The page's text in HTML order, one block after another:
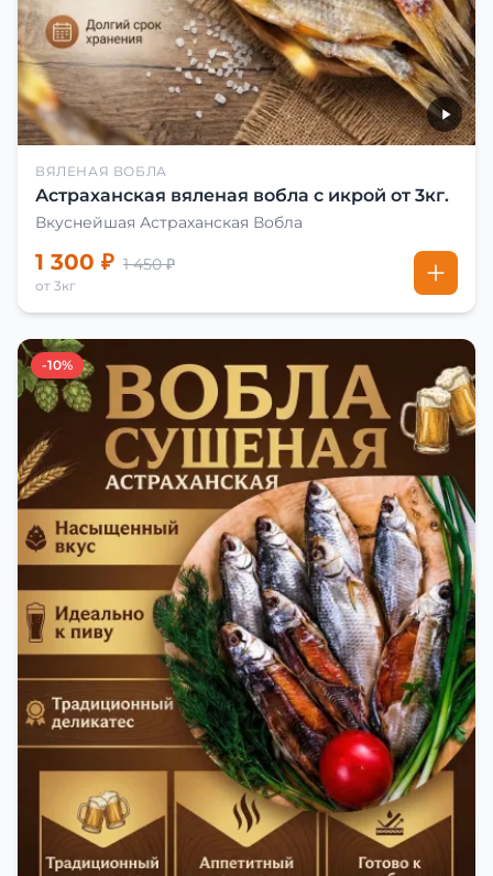
ВЯЛЕНАЯ ВОБЛА
Астраханская вяленая вобла с икрой от 3кг.
Вкуснейшая Астраханская Вобла
1 300 ₽ 1 450 ₽
от 3кг
-10%